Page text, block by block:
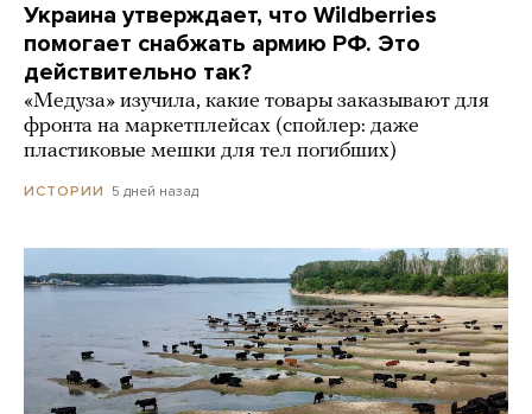
Украина утверждает, что Wildberries
помогает снабжать армию РФ. Это
действительно так?
«Медуза» изучила, какие товары заказывают для
фронта на маркетплейсах (спойлер: даже
пластиковые мешки для тел погибших)
ИСТОРИИ 5 дней назад